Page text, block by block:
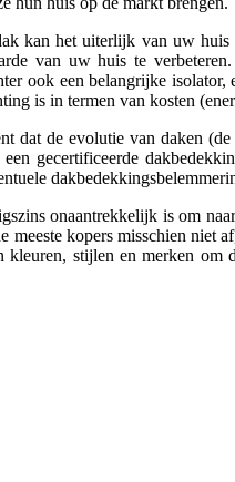
kan het uiterlijk van uw huis
van uw huis te
ook een belangrijke isolator,
is in termen van kosten
dat de evolutie van daken
gecertificeerde
onaantrekkelijk is om
kopers misschien niet
kleuren, stijlen en merken